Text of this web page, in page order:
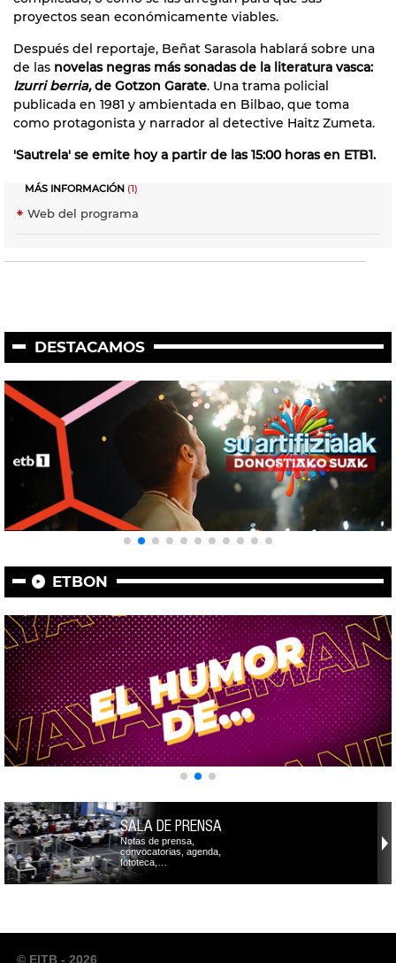
proyectos sean económicamente viables.
Después del reportaje, Beñat Sarasola hablará sobre una
de las novelas negras más sonadas de la literatura vasca:
Izurri berria,de Gotzon Garate. Una trama policial
publicada en 1981 y ambientada en Bilbao, que toma
como protagonista y narrador al detective Haitz Zumeta.
'Sautrela' se emite hoy a partir de las 15:00 horas en ETB1.
MÁS INFORMACIÓN (1)
Web del programa
DESTACAMOS
ETBON
SALA DE PRENSA
Notas de prensa,
convocatorias, agenda,
fototeca,…
© EITB - 2026